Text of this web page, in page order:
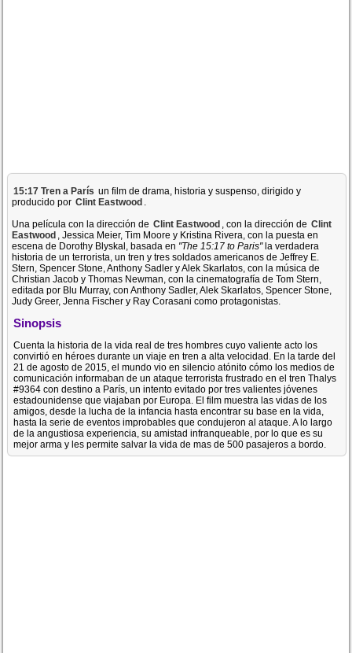
15:17 Tren a París un film de drama, historia y suspenso, dirigido y
producido por Clint Eastwood .
Una película con la dirección de Clint Eastwood , con la dirección de Clint
Eastwood , Jessica Meier, Tim Moore y Kristina Rivera, con la puesta en
escena de Dorothy Blyskal, basada en "The 15:17 to Paris"la verdadera
historia de un terrorista, un tren y tres soldados americanos de Jeffrey E.
Stern, Spencer Stone, Anthony Sadler y Alek Skarlatos, con la música de
Christian Jacob y Thomas Newman, con la cinematografía de Tom Stern,
editada por Blu Murray, con Anthony Sadler, Alek Skarlatos, Spencer Stone,
Judy Greer, Jenna Fischer y Ray Corasani como protagonistas.
Sinopsis
Cuenta la historia de la vida real de tres hombres cuyo valiente acto los
convirtió en héroes durante un viaje en tren a alta velocidad. En la tarde del
21 de agosto de 2015, el mundo vio en silencio atónito cómo los medios de
comunicación informaban de un ataque terrorista frustrado en el tren Thalys
#9364 con destino a París, un intento evitado por tres valientes jóvenes
estadounidense que viajaban por Europa. El film muestra las vidas de los
amigos, desde la lucha de la infancia hasta encontrar su base en la vida,
hasta la serie de eventos improbables que condujeron al ataque. A lo largo
de la angustiosa experiencia, su amistad infranqueable, por lo que es su
mejor arma y les permite salvar la vida de mas de 500 pasajeros a bordo.